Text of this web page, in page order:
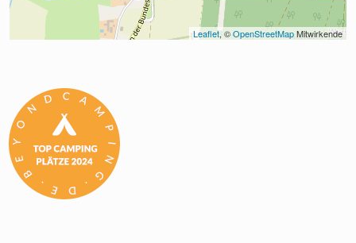
Leaflet, © OpenStreetMap Mitwirkende